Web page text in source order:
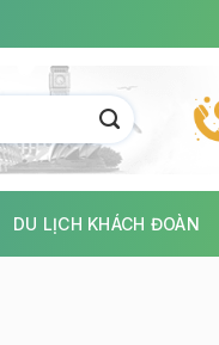
DU LỊCH KHÁCH ĐOÀN